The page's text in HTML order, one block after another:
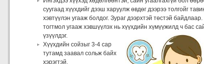
суугаад хүүхдийг дээш харуулж өвдөг дээрээ толгойг
хэвтүүлэн угааж болдог. Зураг дээрхтэй төстэй
тогтмол угааж хэвшүүлэх нь хүүхдийн хүмүүжилд ч бас
үзүүлдэг.
Хүүхдийн сойзыг 3-4 сар
тутамд заавал сольж байх
хэрэгтэй.